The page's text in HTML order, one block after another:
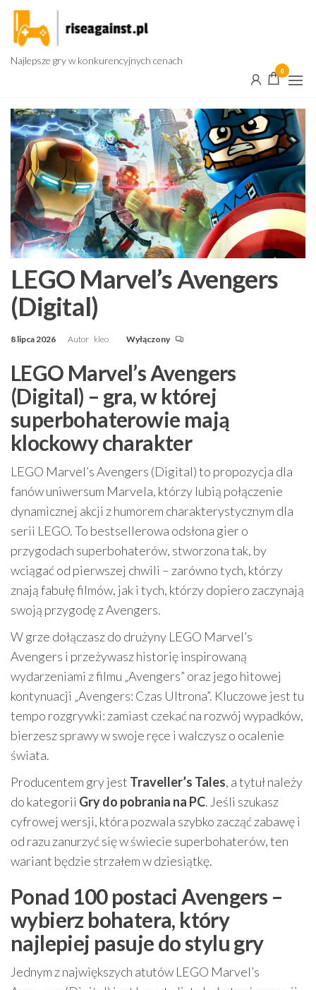
Przejdź
treści
Najlepsze gry w konkurencyjnych cenach
0
LEGO Marvel’s Avengers
(Digital)
8 lipca 2026 Autor kleo Wyłączony
LEGO Marvel’s Avengers
(Digital) – gra, w której
superbohaterowie mają
klockowy charakter
LEGO Marvel’s Avengers (Digital) to propozycja dla
fanów uniwersum Marvela, którzy lubią połączenie
dynamicznej akcji z humorem charakterystycznym dla
serii LEGO. To bestsellerowa odsłona gier o
przygodach superbohaterów, stworzona tak, by
wciągać od pierwszej chwili – zarówno tych, którzy
znają fabułę filmów, jak i tych, którzy dopiero zaczynają
swoją przygodę z Avengers.
W grze dołączasz do drużyny LEGO Marvel’s
Avengers i przeżywasz historię inspirowaną
wydarzeniami z filmu „Avengers” oraz jego hitowej
kontynuacji „Avengers: Czas Ultrona”. Kluczowe jest tu
tempo rozgrywki: zamiast czekać na rozwój wypadków,
bierzesz sprawy w swoje ręce i walczysz o ocalenie
świata.
Producentem gry jest Traveller’s Tales, a tytuł należy
do kategorii Gry do pobrania na PC. Jeśli szukasz
cyfrowej wersji, która pozwala szybko zacząć zabawę i
od razu zanurzyć się w świecie superbohaterów, ten
wariant będzie strzałem w dziesiątkę.
Ponad 100 postaci Avengers –
wybierz bohatera, który
najlepiej pasuje do stylu gry
Jednym z największych atutów LEGO Marvel’s